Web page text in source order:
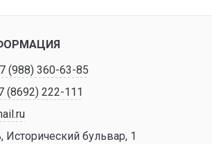
(988) 360-63-85
(8692) 222-111
Исторический бульвар, 1